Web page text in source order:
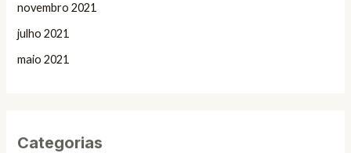
novembro 2021
julho 2021
maio 2021
Categorias